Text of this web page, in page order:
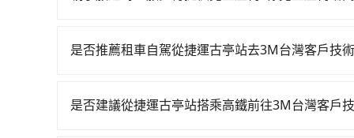
寫您的需求。
是否推薦租車自駕從捷運古亭站去3M台灣客戶技
費，小轎車如Toyota Yaris、Nissan Kicks，一
是否建議從捷運古亭站搭乘高鐵前往3M台灣客戶